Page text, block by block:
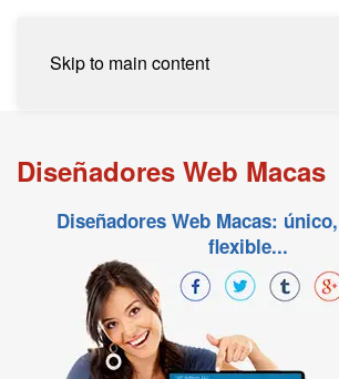
Skip to main content
Diseñadores Web Macas
Diseñadores Web Macas:
flexible...